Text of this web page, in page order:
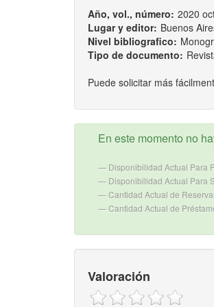
Año, vol., número: 2020
Lugar y editor: Buenos
Nivel bibliografico:
Tipo de documento:
Puede solicitar más
En este momento no
Disponibilidad Actual Para
Disponibilidad Actual Para
Cantidad Actual de
Cantidad Actual de
Valoración